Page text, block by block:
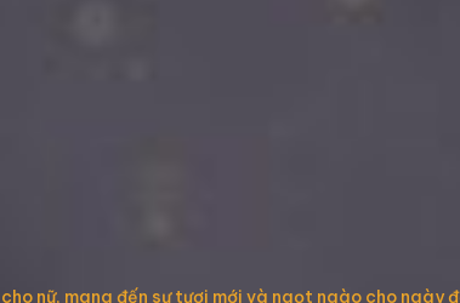
nữ, mang đến sự tươi mới và ngọt ngào cho ngày